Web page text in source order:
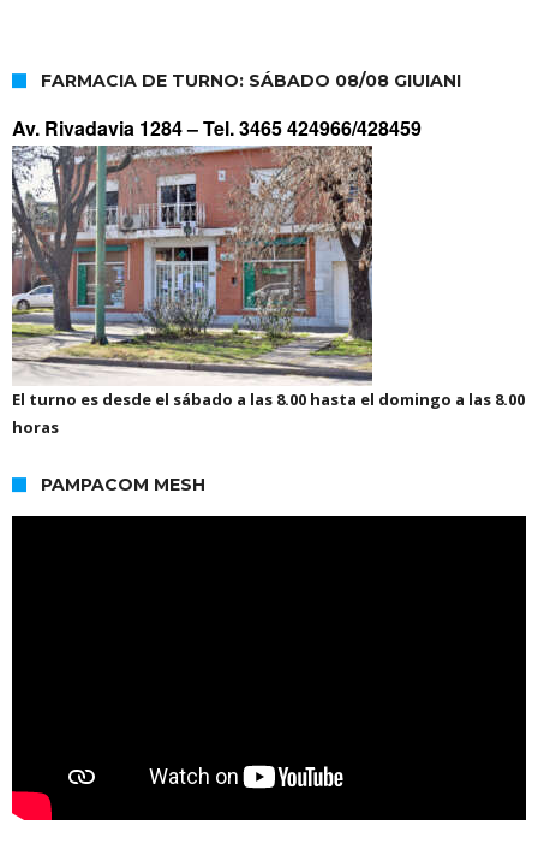
FARMACIA DE TURNO: SÁBADO 08/08 GIUIANI
Av. Rivadavia 1284 –Tel. 3465 424966/428459
El turno es desde el sábado a las 8.00 hasta el domingo a las 8.00
horas
PAMPACOM MESH